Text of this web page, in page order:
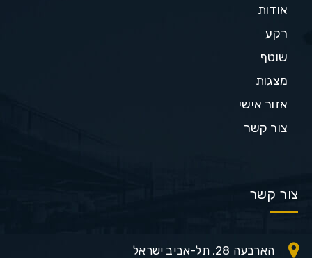
אודות
רקע
שוטף
מצגות
אזור אישי
צור קשר
צור קשר
הארבעה 28, תל-אביב ישראל